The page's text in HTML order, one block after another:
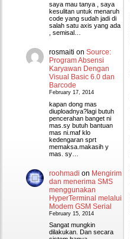
saya mau tanya , saya
kesulitan untuk menaruh
code yang sudah jadi di
salah satu axis yang ada
, semisal…
rosmaiti on Source:
Program Absensi
Karyawan Dengan
Visual Basic 6.0 dan
Barcode
February 17, 2014
kapan dong mas
diuploadnya?lagi butuh
pencerahan banget ni
mas.sy butuh bantuan
mas ni.maf klo
kedengaran sprt
memaksa.makasih y
mas. sy…
roohmadi on Mengirim
dan menerima SMS
menggunakan
HyperTerminal melalui
Modem GSM Serial
February 15, 2014
Sangat mungkin
dilakukan. Dan secara